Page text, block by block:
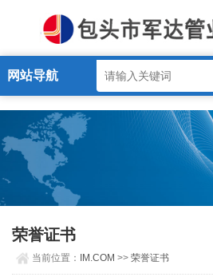
IM.COM
网站导航
荣誉证书
当前位置： IM.COM >>荣誉证书